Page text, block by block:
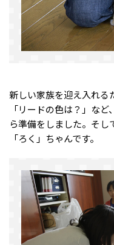
新しい家族を迎え入れる
「リードの色は？」な
ら準備をしました。そ
「ろく」ちゃんです。